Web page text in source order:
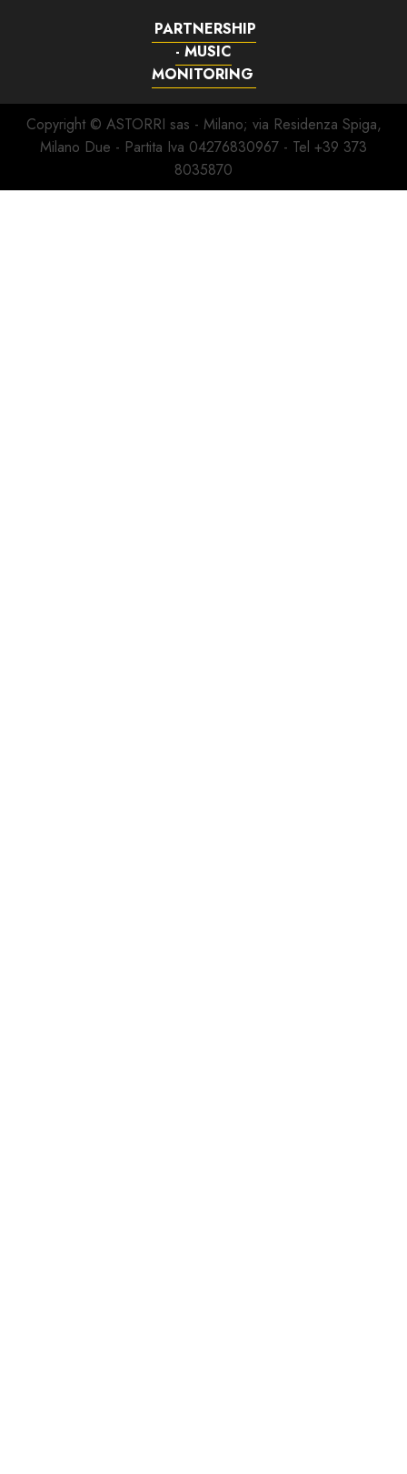
PARTNERSHIP
- MUSIC
MONITORING
Copyright © ASTORRI sas - Milano; via Residenza Spiga,
Milano Due - Partita Iva 04276830967 - Tel +39 373
8035870